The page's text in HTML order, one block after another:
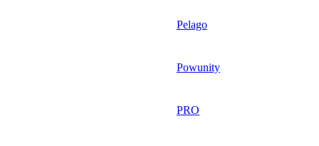
Pelago
Powunity
PRO